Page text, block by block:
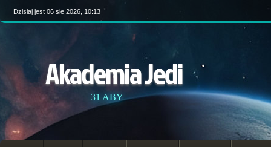
Dzisiaj jest 06 sie 2026, 10:13
Akademia Jedi
31 ABY